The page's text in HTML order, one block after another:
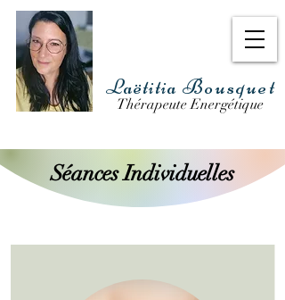
Laëtitia Bousquet
Thérapeute Energétique
Séances Individuelles